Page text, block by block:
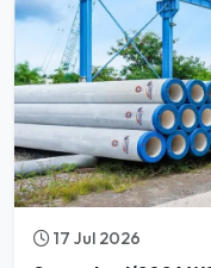
17 Jul 2026